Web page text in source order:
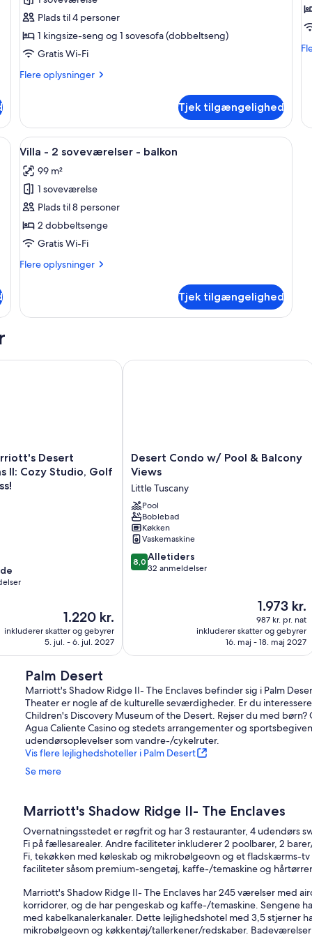
-
1
kingsize-
seng
med
Plads til 4 personer
1 kingsize-seng og 1 sovesofa (dobbeltseng)
Gratis Wi-Fi
Flere oplysninger
Flere
-
kingsize-
med
sovesofa
Tjek tilgængelighed
-
1
-
og stole, et glasbord og et farverigt tæppe.
Indlæs
alle
billeder
af
Villa
-
2
-
En moderne stue med sofa,
9
Villa - 2 soveværelser - balkon
99 m²
1 soveværelse
Plads til 8 personer
2 dobbeltsenge
Gratis Wi-Fi
Flere oplysninger
Flere
-
balkon
Tjek tilgængelighed
Free Parking
Desert
II: Cozy Studio, Golf
Prisen
er
1.220 kr.
1.220 kr.
inkluderer skatter og gebyrer
5. jul. - 6. jul. 2027
Desert Springs Villas II: Cozy Studio, Golf & Resort Bliss!
Desert
Condo
Pool
&
Balcony
Views
Little
Tuscany
Desert Condo w/ Pool & Balcony
Views
Little Tuscany
Pool
Boblebad
Køkken
Vaskemaskine
8.0
ud
8,0 Alletiders
32 anmeldelser
Prisen
er
1.973 kr.
1.973 kr.
987 kr. pr. nat
inkluderer skatter og gebyrer
16. maj - 18. maj 2027
Desert Condo w/ Pool & Balcony
Palm Desert
Marriott's Shadow Ridge II- The Enclaves befinder sig i Palm
Theater er nogle af de kulturelle seværdigheder. Er du
Children's Discovery Museum of the Desert. Rejser du med
Agua Caliente Casino og stedets arrangementer og
udendørsoplevelser som vandre-/cykelruter.
Vis flere lejlighedshoteller i Palm Desert
Se mere
Marriott's Shadow Ridge II- The Enclaves
Overnatningsstedet er røgfrit og har 3 restauranter, 4 udendørs
Fi på fællesarealer. Andre faciliteter inkluderer 2 poolbarer, 2
Fi, tekøkken med køleskab og mikrobølgeovn og et fladskærms-
faciliteter såsom premium-sengetøj, kaffe-/temaskine og
Marriott's Shadow Ridge II- The Enclaves har 245 værelser med
korridorer, og de har pengeskab og kaffe-/temaskine. Sengene
med kabelkanalerkanaler. Dette lejlighedshotel med 3,5 stjerner
mikrobølgeovn og køkkentøj/tallerkener/redskaber.